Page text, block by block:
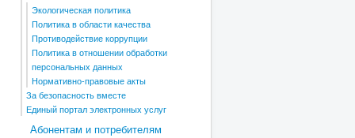
Экологическая политика
Политика в области качества
Противодействие коррупции
Политика в отношении обработки
персональных данных
Нормативно-правовые акты
За безопасность вместе
Единый портал электронных услуг
Абонентам и потребителям